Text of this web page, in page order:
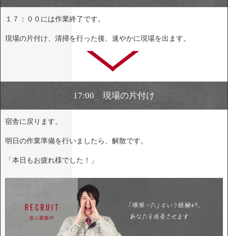
１７：００には作業終了です。
現場の片付け、清掃を行った後、速やかに現場を出ます。
17:00 現場の片付け
宿舎に戻ります。
明日の作業準備を行いましたら、解散です。
「本日もお疲れ様でした！」